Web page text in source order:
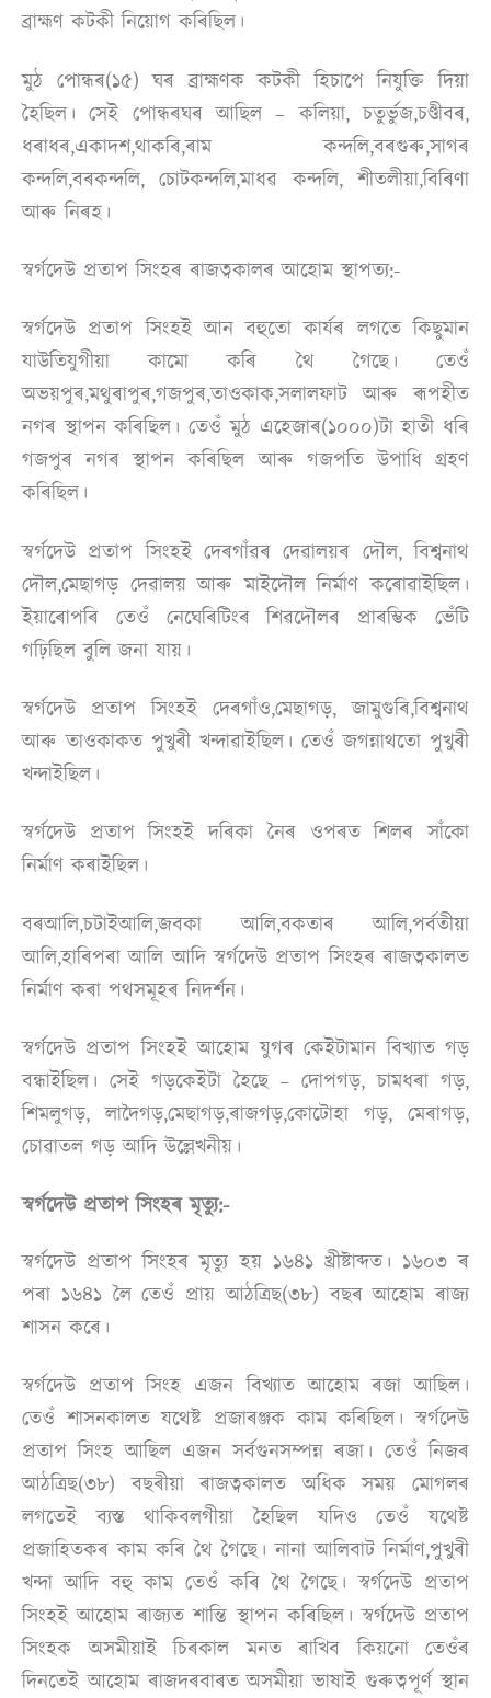
ব্ৰাহ্মণ কটকী নিয়োগ কৰিছিল।
মুঠ পোন্ধৰ(১৫) ঘৰ ব্ৰাহ্মণক কটকী হিচাপে নিযুক্তি দিয়া
হৈছিল। সেই পোন্ধৰঘৰ আছিল – কলিয়া, চতুৰ্ভুজ,চণ্ডীবৰ,
ধৰাধৰ,একাদশ,থাকৰি,ৰাম কন্দলি,বৰগুৰু,সাগৰ
কন্দলি,বৰকন্দলি, চোটকন্দলি,মাধৱ কন্দলি, শীতলীয়া,বিৰিণা
আৰু নিৰহ।
স্বৰ্গদেউ প্ৰতাপ সিংহৰ ৰাজত্বকালৰ আহোম স্থাপত্য:-
স্বৰ্গদেউ প্ৰতাপ সিংহই আন বহুতো কাৰ্যৰ লগতে কিছুমান
যাউতিযুগীয়া কামো কৰি থৈ গৈছে। তেওঁ
অভয়পুৰ,মথুৰাপুৰ,গজপুৰ,তাওকাক,সলালফাট আৰু ৰূপহীত
নগৰ স্থাপন কৰিছিল। তেওঁ মুঠ এহেজাৰ(১০০০)টা হাতী ধৰি
গজপুৰ নগৰ স্থাপন কৰিছিল আৰু গজপতি উপাধি গ্ৰহণ
কৰিছিল।
স্বৰ্গদেউ প্ৰতাপ সিংহই দেৰগাঁৱৰ দেৱালয়ৰ দৌল, বিশ্বনাথ
দৌল,মেছাগড় দেৱালয় আৰু মাইদৌল নিৰ্মাণ কৰোৱাইছিল।
ইয়াৰোপৰি তেওঁ নেঘেৰিটিংৰ শিৱদৌলৰ প্ৰাৰম্ভিক ভেঁটি
গঢ়িছিল বুলি জনা যায়।
স্বৰ্গদেউ প্ৰতাপ সিংহই দেৰগাঁও,মেছাগড়, জামুগুৰি,বিশ্বনাথ
আৰু তাওকাকত পুখুৰী খন্দাৱাইছিল। তেওঁ জগন্নাথতো পুখুৰী
খন্দাইছিল।
স্বৰ্গদেউ প্ৰতাপ সিংহই দৰিকা নৈৰ ওপৰত শিলৰ সাঁকো
নিৰ্মাণ কৰাইছিল।
বৰআলি,চটাইআলি,জবকা আলি,বকতাৰ আলি,পৰ্বতীয়া
আলি,হাৰিপৰা আলি আদি স্বৰ্গদেউ প্ৰতাপ সিংহৰ ৰাজত্বকালত
নিৰ্মাণ কৰা পথসমূহৰ নিদৰ্শন।
স্বৰ্গদেউ প্ৰতাপ সিংহই আহোম যুগৰ কেইটামান বিখ্যাত গড়
বন্ধাইছিল। সেই গড়কেইটা হৈছে – দোপগড়, চামধৰা গড়,
শিমলুগড়, লাদৈগড়,মেছাগড়,ৰাজগড়,কোটোহা গড়, মেৰাগড়,
চোৱাতল গড় আদি উল্লেখনীয়।
স্বৰ্গদেউ প্ৰতাপ সিংহৰ মৃত্যু:-
স্বৰ্গদেউ প্ৰতাপ সিংহৰ মৃত্যু হয় ১৬৪১ খ্ৰীষ্টাব্দত। ১৬০৩ ৰ
পৰা ১৬৪১ লৈ তেওঁ প্ৰায় আঠত্ৰিছ(৩৮) বছৰ আহোম ৰাজ্য
শাসন কৰে।
স্বৰ্গদেউ প্ৰতাপ সিংহ এজন বিখ্যাত আহোম ৰজা আছিল।
তেওঁ শাসনকালত যথেষ্ট প্ৰজাৰঞ্জক কাম কৰিছিল। স্বৰ্গদেউ
প্ৰতাপ সিংহ আছিল এজন সৰ্বগুনসম্পন্ন ৰজা। তেওঁ নিজৰ
আঠত্ৰিছ(৩৮) বছৰীয়া ৰাজত্বকালত অধিক সময় মোগলৰ
লগতেই ব্যস্ত থাকিবলগীয়া হৈছিল যদিও তেওঁ যথেষ্ট
প্ৰজাহিতকৰ কাম কৰি থৈ গৈছে। নানা আলিবাট নিৰ্মাণ,পুখুৰী
খন্দা আদি বহু কাম তেওঁ কৰি থৈ গৈছে। স্বৰ্গদেউ প্ৰতাপ
সিংহই আহোম ৰাজ্যত শান্তি স্থাপন কৰিছিল। স্বৰ্গদেউ প্ৰতাপ
সিংহক অসমীয়াই চিৰকাল মনত ৰাখিব কিয়নো তেওঁৰ
দিনতেই আহোম ৰাজদৰবাৰত অসমীয়া ভাষাই গুৰুত্বপূৰ্ণ স্থান